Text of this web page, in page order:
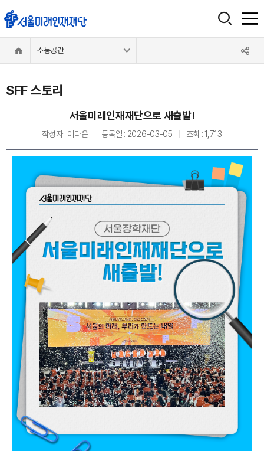
소통공간
SFF 스토리
서울미래인재재단으로 새출발!
작성자 : 이다은 등록일 : 2026-03-05 조회 :1,713